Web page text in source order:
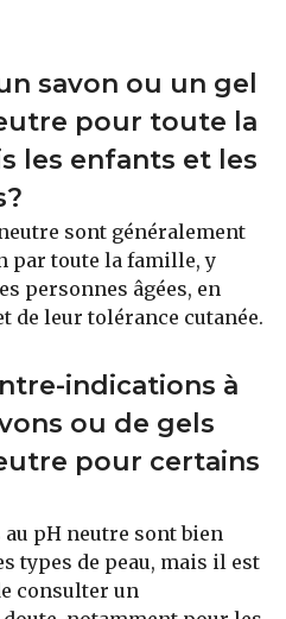
savon ou un gel
pour toute la
les enfants et les
sont généralement
par toute la famille, y
personnes âgées, en
de leur tolérance cutanée.
indications à
ou de gels
pour certains
pH neutre sont bien
types de peau, mais il est
consulter un